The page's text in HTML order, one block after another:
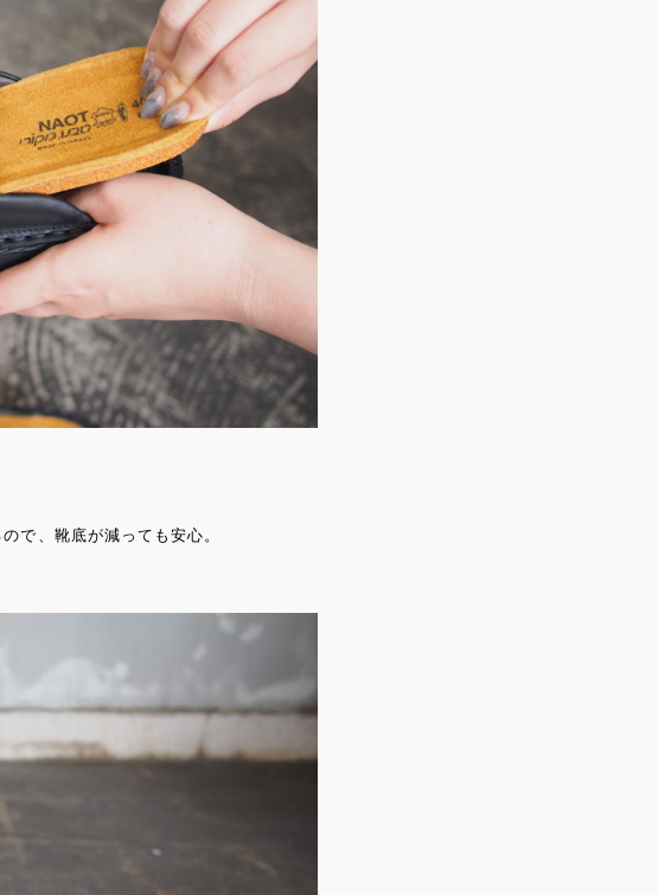
で、靴底が減っても安心。